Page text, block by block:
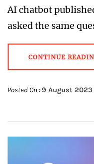
AI chatbot
asked the same
CONTINUE
Posted On :9 August 2023